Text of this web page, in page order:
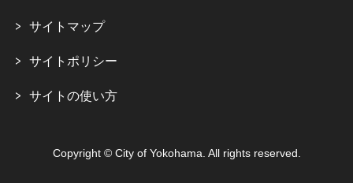
サイトマップ
サイトポリシー
サイトの使い方
Copyright © City of Yokohama. All rights reserved.